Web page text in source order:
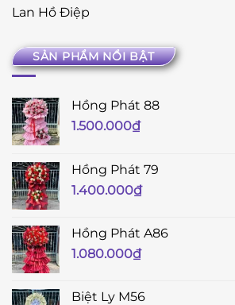
Lan Hồ Điệp
SẢN PHẨM NỔI BẬT
Hồng Phát 88
1.500.000₫
Hồng Phát 79
1.400.000₫
Hồng Phát A86
1.080.000₫
Biệt Ly M56